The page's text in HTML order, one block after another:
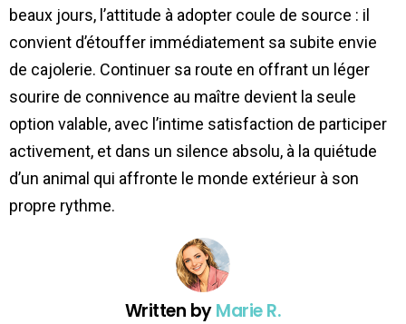
beaux jours, l’attitude à adopter coule de source : il
convient d’étouffer immédiatement sa subite envie
de cajolerie. Continuer sa route en offrant un léger
sourire de connivence au maître devient la seule
option valable, avec l’intime satisfaction de participer
activement, et dans un silence absolu, à la quiétude
d’un animal qui affronte le monde extérieur à son
propre rythme.
Written byMarie R.